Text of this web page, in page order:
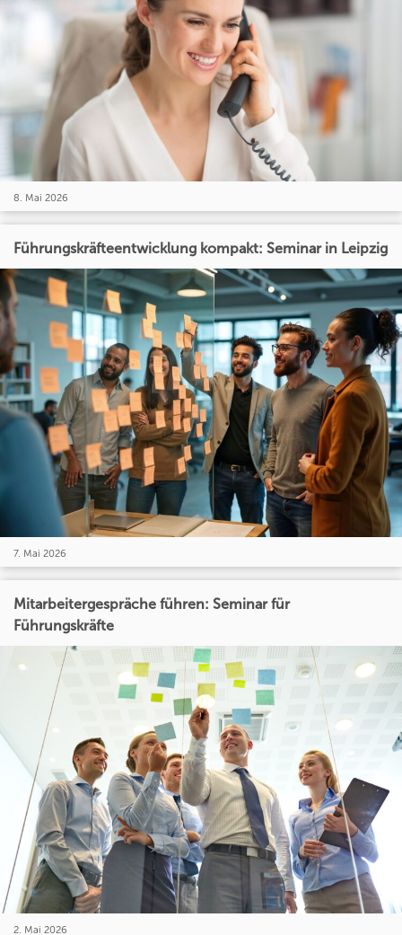
8. Mai 2026
Führungskräfteentwicklung kompakt: Seminar in Leipzig
7. Mai 2026
Mitarbeitergespräche führen: Seminar für
Führungskräfte
2. Mai 2026